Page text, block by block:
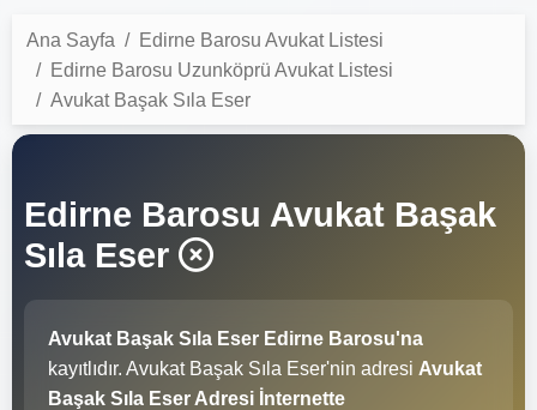
Ana Sayfa
Edirne Barosu Avukat Listesi
Edirne Barosu Uzunköprü Avukat Listesi
Avukat Başak Sıla Eser
Edirne Barosu Avukat Başak
Sıla Eser
Avukat Başak Sıla Eser Edirne Barosu'na
kayıtlıdır. Avukat Başak Sıla Eser'nin adresi Avukat
Başak Sıla Eser Adresi İnternette